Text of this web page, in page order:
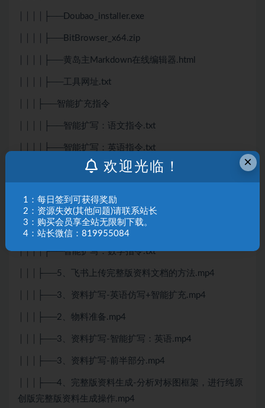
││││├──Doubao_installer.exe
││││├──BitBrowser_x64.zip
││││├──黄岛主Markdown在线编辑器.html
││││├──工具网址.txt
│││├──智能扩充指令
││││├──智能扩写：语文指令.txt
││││├──智能扩写：英语指令.txt
││││├──英语仿写指令.txt
成.txt
││││├──各科每日一练（练习题）换题指令.txt
││││├──智能扩写：数学指令.txt
│││├──5、飞书上传完整版资料文档的方法.mp4
│││├──3、资料扩写-英语仿写+智能扩充.mp4
│││├──2、物料准备.mp4
│││├──3、资料扩写-智能扩写：英语.mp4
│││├──3、资料扩写-前半部分.mp4
│││├──4、完整版资料生成-分析对标图框架，进行纯原
创版完整版资料生成操作.mp4
×
欢迎光临！
1：每日签到可获得奖励
2：资源失效(其他问题)请联系站长
3：购买会员享全站无限制下载。
4：站长微信：819955084